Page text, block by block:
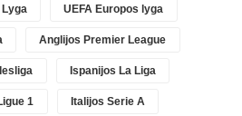
Lyga UEFA Europos lyga
Anglijos Premier League
Ispanijos La Liga
1 Italijos Serie A